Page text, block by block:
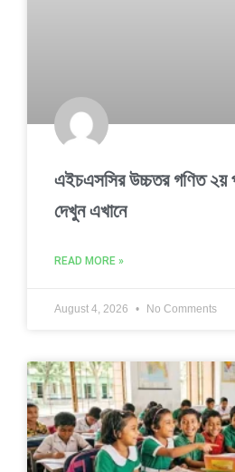
এইচএসসির উচ্চতর গণিত ২য়
দেখুন এখানে
READ MORE »
August 4, 2026 No Comments